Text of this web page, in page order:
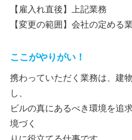
【雇入れ直後】上記業務
【変更の範囲】会社の定める
ここがやりがい！
携わっていただく業務は、建
し、
ビルの真にあるべき環境を追
境づく